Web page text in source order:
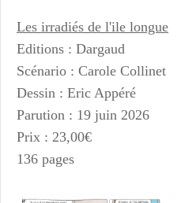
Les irradiés de l'ile longue
Editions : Dargaud
Scénario : Carole Collinet
Dessin : Eric Appéré
Parution : 19 juin 2026
Prix : 23,00€
136 pages